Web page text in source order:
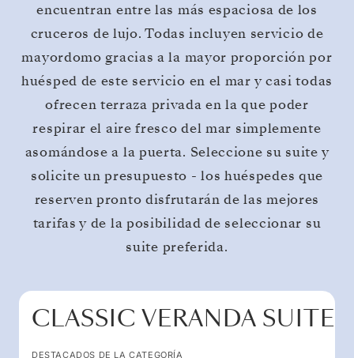
encuentran entre las más espaciosa de los
cruceros de lujo. Todas incluyen servicio de
mayordomo gracias a la mayor proporción por
huésped de este servicio en el mar y casi todas
ofrecen terraza privada en la que poder
respirar el aire fresco del mar simplemente
asomándose a la puerta. Seleccione su suite y
solicite un presupuesto - los huéspedes que
reserven pronto disfrutarán de las mejores
tarifas y de la posibilidad de seleccionar su
suite preferida.
CLASSIC VERANDA SUITE
DESTACADOS DE LA CATEGORÍA